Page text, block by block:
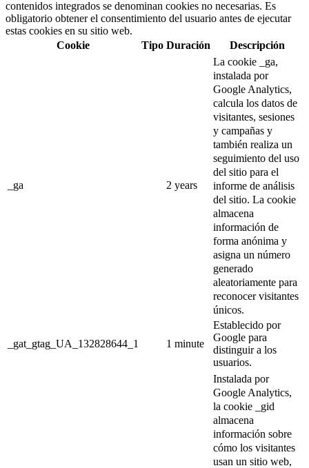
contenidos integrados se denominan cookies no necesarias. Es
obligatorio obtener el consentimiento del usuario antes de ejecutar
estas cookies en su sitio web.
Cookie
Tipo Duración Descripción
_ga 2 years
La cookie _ga,
instalada por
Google Analytics,
calcula los datos de
visitantes, sesiones
y campañas y
también realiza un
seguimiento del uso
del sitio para el
informe de análisis
del sitio. La cookie
almacena
información de
forma anónima y
asigna un número
generado
aleatoriamente para
reconocer visitantes
únicos.
_gat_gtag_UA_132828644_1 1 minute
Establecido por
Google para
distinguir a los
usuarios.
Instalada por
Google Analytics,
la cookie _gid
almacena
información sobre
cómo los visitantes
usan un sitio web,